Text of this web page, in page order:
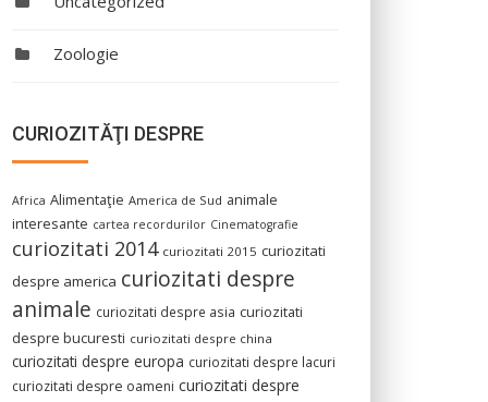
Zoologie
CURIOZITĂŢI DESPRE
Africa Alimentaţie America de Sud animale
interesante cartea recordurilor Cinematografie
curiozitati 2014 curiozitati 2015 curiozitati
despre america curiozitati despre
animale curiozitati despre asia curiozitati
despre bucuresti curiozitati despre china
curiozitati despre europa curiozitati despre lacuri
curiozitati despre oameni curiozitati despre